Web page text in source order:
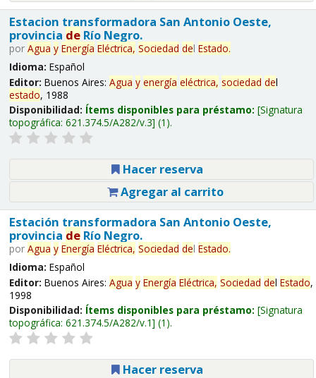
Estacion transformadora San Antonio Oeste,
provincia deRío Negro.
por Agua y Energía Eléctrica, Sociedad del Estado.
Idioma: Español
Editor: Buenos Aires: Agua y energía eléctrica, sociedad del
estado, 1988
Disponibilidad: Ítems disponibles para préstamo: Signatura
topográfica: 621.374.5/A282/v.3 (1).
Hacer reserva
Agregar al carrito
Estación transformadora San Antonio Oeste,
provincia deRío Negro.
por Agua y Energía Eléctrica, Sociedad del Estado.
Idioma: Español
Editor: Buenos Aires: Agua y Energía Eléctrica, Sociedad del Estado,
1998
Disponibilidad: Ítems disponibles para préstamo: Signatura
topográfica: 621.374.5/A282/v.1 (1).
Hacer reserva